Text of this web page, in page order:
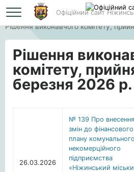
Офіційний сайт
Головна
Рішення виконавчого комітету,
Рішення
комітету,
березня 2026 р.
26.03.2026
№ 139 Про внесення
змін до фінансового
плану комунального
некомерційного
підприємства
«Ніжинський